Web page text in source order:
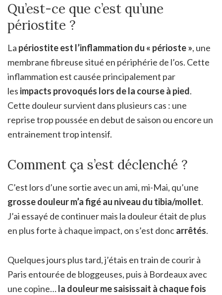
Qu’est-ce que c’est qu’une
périostite ?
La périostite est l’inflammation du « périoste », une
membrane fibreuse situé en périphérie de l’os. Cette
inflammation est causée principalement par
les impacts provoqués lors de la course à pied.
Cette douleur survient dans plusieurs cas : une
reprise trop poussée en debut de saison ou encore un
entrainement trop intensif.
Comment ça s’est déclenché ?
C’est lors d’une sortie avec un ami, mi-Mai, qu’une
grosse douleur m’a figé au niveau du tibia/mollet.
J’ai essayé de continuer mais la douleur était de plus
en plus forte à chaque impact, on s’est doncarrêtés.
Quelques jours plus tard, j’étais en train de courir à
Paris entourée de bloggeuses, puis à Bordeaux avec
une copine…la douleur me saisissait à chaque fois